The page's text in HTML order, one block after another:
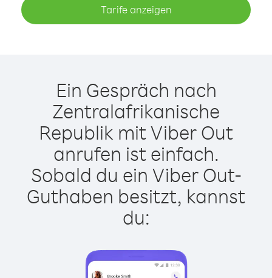
Tarife anzeigen
Ein Gespräch nach
Zentralafrikanische
Republik mit Viber Out
anrufen ist einfach.
Sobald du ein Viber Out-
Guthaben besitzt, kannst
du: